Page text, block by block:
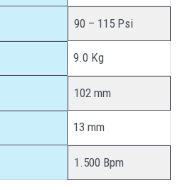
90 – 115 Psi
9.0 Kg
102 mm
13 mm
1.500 Bpm